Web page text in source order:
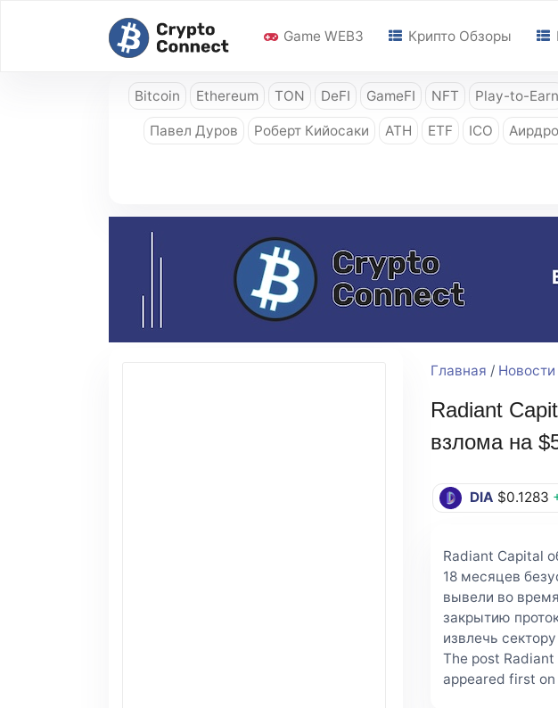
Game WEB3 Крипто Обзоры
Bitcoin Ethereum TON DeFI GameFI NFT Play-to-Earn
Павел Дуров Роберт Кийосаки ATH ETF ICO
Главная /
Radiant
взлома на
DIA $0.1283
Radiant Capital
18 месяцев
вывели во
закрытию
извлечь
The post
appeared first on